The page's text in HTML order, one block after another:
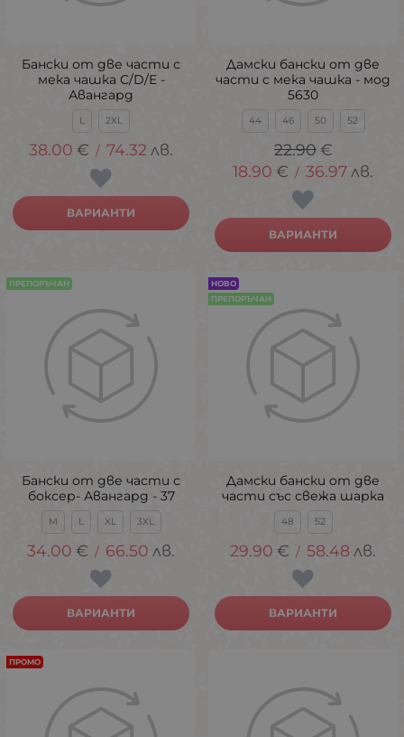
Бански от две части с
мека чашка C/D/E -
Авангард
L 2XL
38.00 € / 74.32 лв.
ВАРИАНТИ
Дамски бански от две
части с мека чашка - мод
5630
44 46 50 52
22.90 €
18.90 € / 36.97 лв.
ВАРИАНТИ
Бански от две части с
боксер- Авангард - 37
M L XL 3XL
34.00 € / 66.50 лв.
ВАРИАНТИ
ПРЕПОРЪЧАН
Дамски бански от две
части със свежа шарка
48 52
29.90 € / 58.48 лв.
ВАРИАНТИ
НОВО
ПРЕПОРЪЧАН
ПРОМО